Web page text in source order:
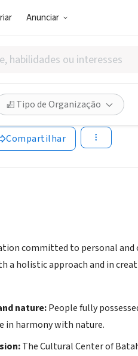
Anunciar
Tipo de Organização
|
Compartilhar
committed to personal
a holistic approach and in
nature:People fully
in harmony with nature.
The Cultural Center of